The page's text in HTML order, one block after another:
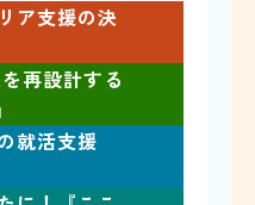
ア支援の決
再設計する
就活支援